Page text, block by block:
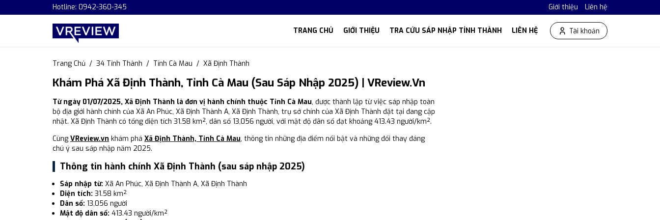
Hotline: 0942-360-345 Giới thiệu Liên hệ
TRANG CHỦ GIỚI THIỆU TRA CỨU SÁP NHẬP TỈNH THÀNH LIÊN HỆ Tài khoản
Trang Chủ 34 Tỉnh Thành Tỉnh Cà Mau Xã Định Thành
Khám Phá Xã Định Thành, Tỉnh Cà Mau (Sau Sáp Nhập 2025) | VReview.vn
Từ ngày 01/07/2025, Xã Định Thành là đơn vị hành chính thuộc Tỉnh Cà Mau, được thành lập từ việc sáp nhập toàn
bộ địa giới hành chính của Xã An Phúc, Xã Định Thành A, Xã Định Thành, trụ sở chính của Xã Định Thành đặt tại đang cập
nhật. Xã Định Thành có tổng diện tích 31.58 km², dân số 13,056 người, với mật độ dân số đạt khoảng 413.43 người/km².
Cùng VReview.vn khám phá Xã Định Thành, Tỉnh Cà Mau, thông tin những địa điểm nổi bật và những đổi thay đáng
chú ý sau sáp nhập năm 2025.
Thông tin hành chính Xã Định Thành (sau sáp nhập 2025)
Sáp nhập từ: Xã An Phúc, Xã Định Thành A, Xã Định Thành
Diện tích: 31.58 km²
Dân số: 13,056 người
Mật độ dân số: 413.43 người/km²